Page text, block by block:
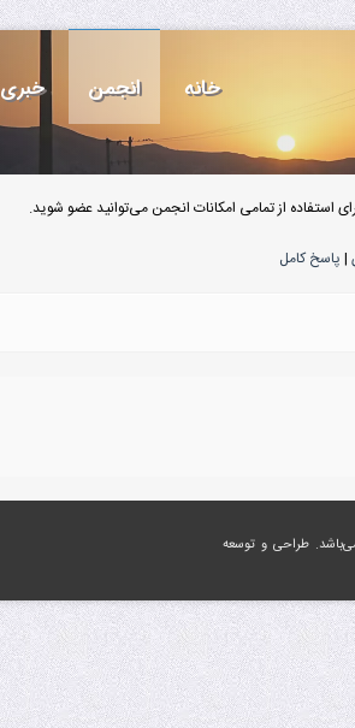
خانه انجمن خبری
از تمامی امکانات انجمن می‌توانید عضو شوید.
| پاسخ کامل
طراحی و توسعه